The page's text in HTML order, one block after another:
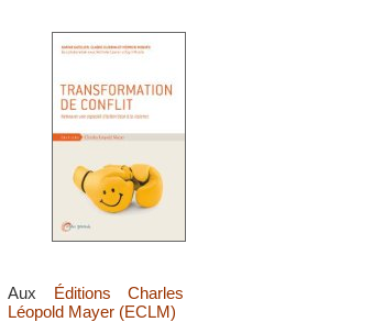
Aux Éditions Charles
Léopold Mayer (ECLM)